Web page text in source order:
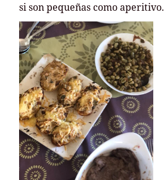
si son pequeñas como aperitivo.